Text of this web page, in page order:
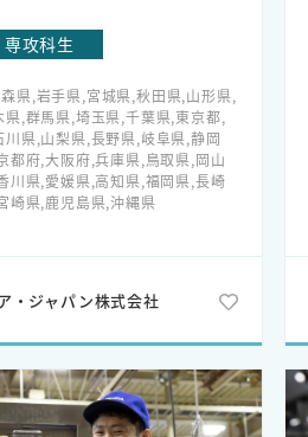
点の一つであり、不安や心
ん。しかし、多くの人に相談
から自分自身の意志で選択
就職活動を楽しんでくださ
ーションを融合し、より良い
装置などの医用画像診断装置の
メンテナンスはもちろん、お
り、問題解決への提案なども
いるのか」「どんなことに困
します。
装置・麻酔器・心電計などの
療機器の設置、保守、修理、
専攻科生
県,岩手県,宮城県,秋田県,山形県,
,群馬県,埼玉県,千葉県,東京都,
県,山梨県,長野県,岐阜県,静岡
都府,大阪府,兵庫県,鳥取県,岡山
川県,愛媛県,高知県,福岡県,長崎
崎県,鹿児島県,沖縄県
・ジャパン株式会社